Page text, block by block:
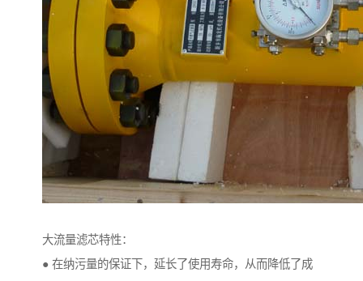
大流量滤芯特性：
● 在纳污量的保证下，延长了使用寿命，从而降低了成